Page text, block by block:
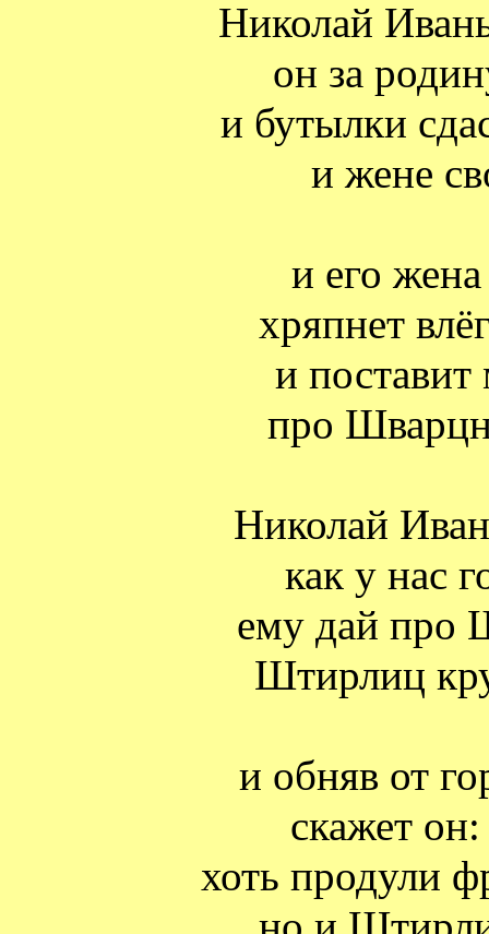
Николай
он за
и бутылки
и жене
и его
хряпнет
и
про
Николай
как у нас
ему дай про
Штирлиц
и обняв от
скажет
хоть продули